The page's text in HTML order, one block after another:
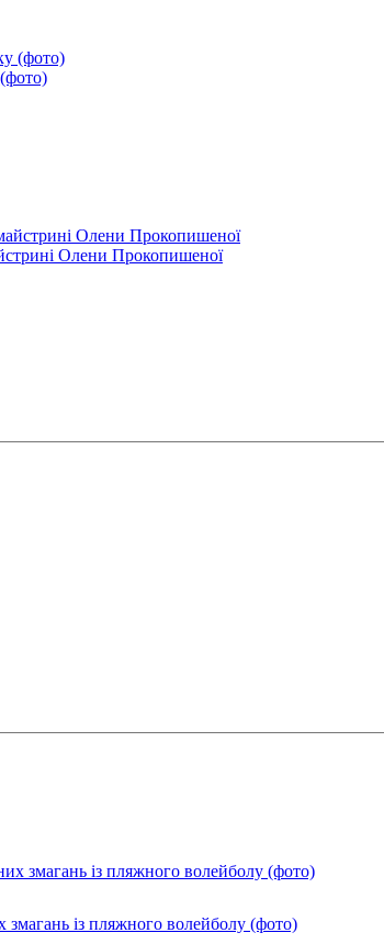
Олени Прокопишеної
із пляжного волейболу (фото)